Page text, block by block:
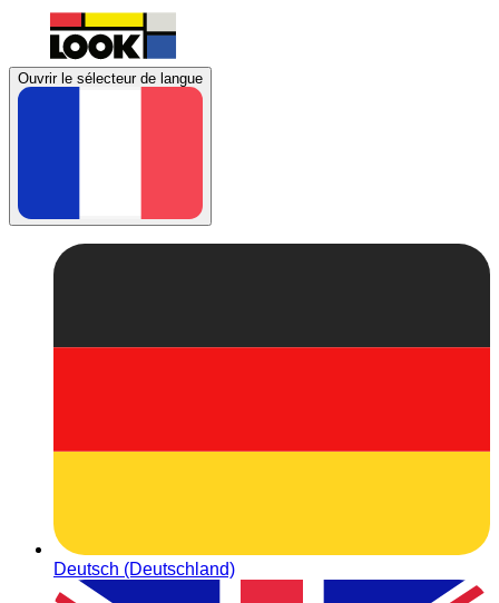
Ouvrir le sélecteur de langue
Deutsch (Deutschland)